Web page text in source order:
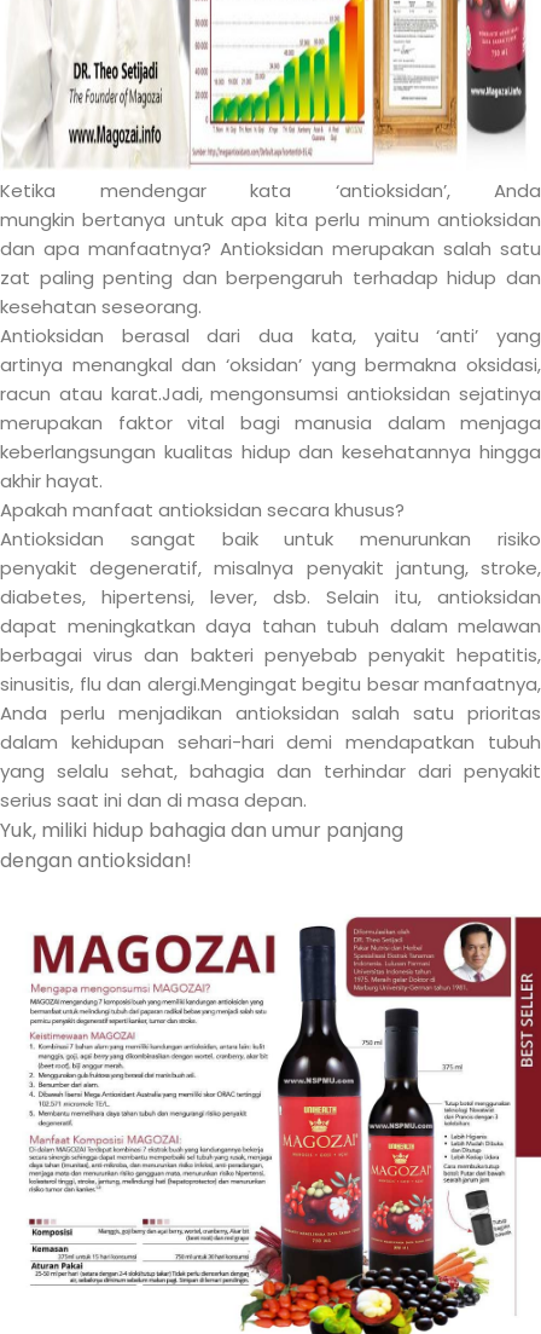
Ketika mendengar kata ‘antioksidan’, Anda
mungkin bertanya untuk apa kita perlu minum antioksidan
dan apa manfaatnya? Antioksidan merupakan salah satu
zat paling penting dan berpengaruh terhadap hidup dan
kesehatan seseorang.
Antioksidan berasal dari dua kata, yaitu ‘anti’ yang
artinya menangkal dan ‘oksidan’ yang bermakna oksidasi,
racun atau karat.Jadi, mengonsumsi antioksidan sejatinya
merupakan faktor vital bagi manusia dalam menjaga
keberlangsungan kualitas hidup dan kesehatannya hingga
akhir hayat.
Apakah manfaat antioksidan secara khusus?
Antioksidan sangat baik untuk menurunkan risiko
penyakit degeneratif, misalnya penyakit jantung, stroke,
diabetes, hipertensi, lever, dsb. Selain itu, antioksidan
dapat meningkatkan daya tahan tubuh dalam melawan
berbagai virus dan bakteri penyebab penyakit hepatitis,
sinusitis, flu dan alergi.Mengingat begitu besar manfaatnya,
Anda perlu menjadikan antioksidan salah satu prioritas
dalam kehidupan sehari-hari demi mendapatkan tubuh
yang selalu sehat, bahagia dan terhindar dari penyakit
serius saat ini dan di masa depan.
Yuk, miliki hidup bahagia dan umur panjang
dengan antioksidan!